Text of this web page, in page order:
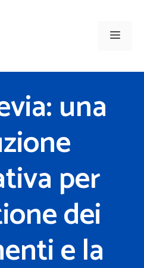
Menu
una
per
dei
e la